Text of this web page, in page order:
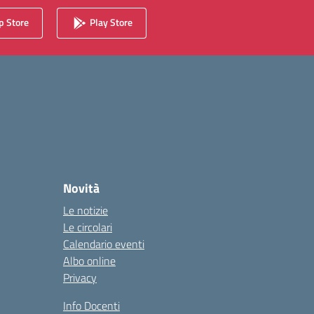
Store Play Store
Novità
Le notizie
Le circolari
Calendario eventi
Albo online
Privacy
Info Docenti